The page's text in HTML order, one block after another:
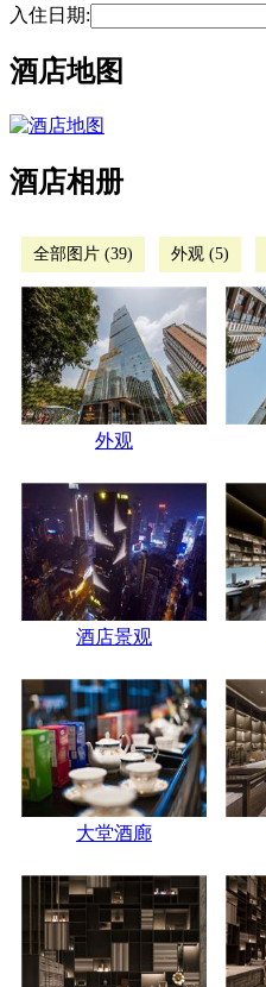
入住日期:
酒店地图
酒店相册
全部图片 (39) 外观 (5)
外观
酒店景观
大堂酒廊